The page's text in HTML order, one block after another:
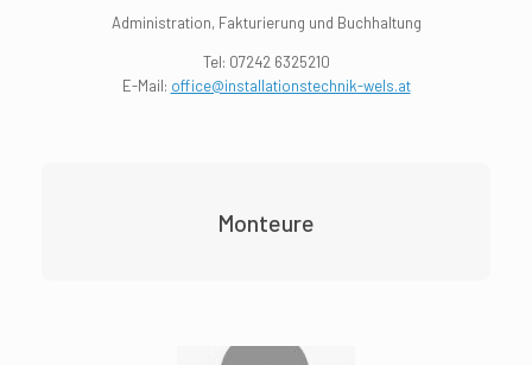
Administration, Fakturierung und Buchhaltung
Tel: 07242 6325210
E-Mail: office@installationstechnik-wels.at
Monteure